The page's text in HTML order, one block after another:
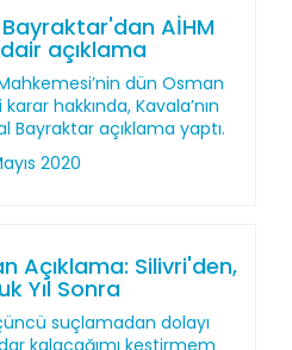
AİHM
açıklama
dün Osman
hakkında, Kavala’nın
Bayraktar açıklama yaptı.
2020
Açıklama: Silivri'den,
Yıl Sonra
suçlamadan dolayı
kalacağımı kestirmem